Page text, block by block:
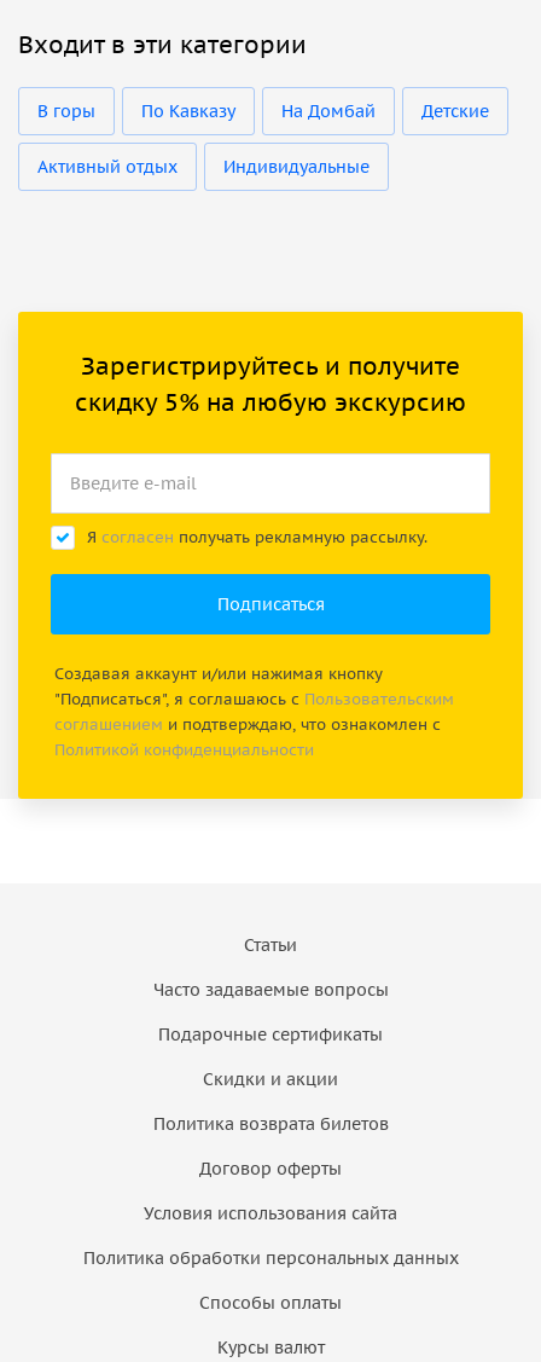
Входит в эти категории
В горы По Кавказу На Домбай Детские
Активный отдых Индивидуальные
Зарегистрируйтесь и получите
скидку 5% на любую экскурсию
Я согласен получать рекламную рассылку.
Создавая аккаунт и/или нажимая кнопку
"Подписаться", я соглашаюсь с Пользовательским
соглашением и подтверждаю, что ознакомлен с
Политикой конфиденциальности
Статьи
Часто задаваемые вопросы
Подарочные сертификаты
Скидки и акции
Политика возврата билетов
Договор оферты
Условия использования сайта
Политика обработки персональных данных
Способы оплаты
Курсы валют